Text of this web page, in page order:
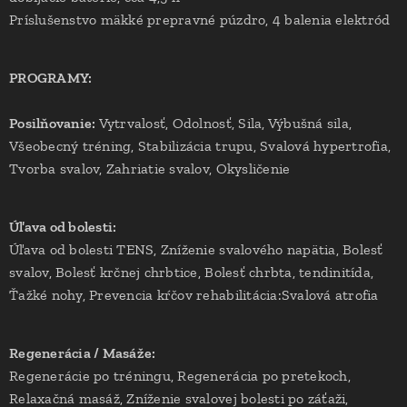
Príslušenstvo mäkké prepravné púzdro, 4 balenia elektród
PROGRAMY:
Posilňovanie: Vytrvalosť, Odolnosť, Sila, Výbušná sila,
Všeobecný tréning, Stabilizácia trupu, Svalová hypertrofia,
Tvorba svalov, Zahriatie svalov, Okysličenie
Úľava od bolesti:
Úľava od bolesti TENS, Zníženie svalového napätia, Bolesť
svalov, Bolesť krčnej chrbtice, Bolesť chrbta, tendinitída,
Ťažké nohy, Prevencia kŕčov rehabilitácia:Svalová atrofia
Regenerácia / Masáže:
Regenerácie po tréningu, Regenerácia po pretekoch,
Relaxačná masáž, Zníženie svalovej bolesti po záťaži,